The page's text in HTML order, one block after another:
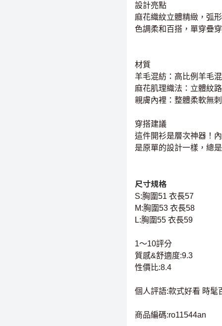
設計亮點
麻花織紋立體精緻，弧
色調柔和百搭，單穿疊
材質
羊毛混紡：高比例羊毛
麻花肌理織法：立體紋
親膚內裡：整體柔軟無
穿搭建議
這件開衫是層次神器！
是原單的設計一樣，總
尺寸規格
S:胸圍51 衣長57
M:胸圍53 衣長58
L:胸圍55 衣長59
1～10評分
質感&舒適度:9.3
性價比:8.4
個人評語:款式好看 時髦
商品編碼:ro11544an